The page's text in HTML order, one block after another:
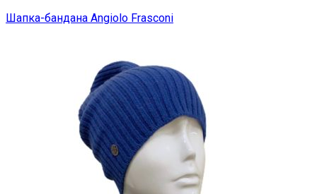
Шапка-бандана Angiolo Frasconi